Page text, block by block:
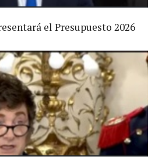
el Presupuesto 2026